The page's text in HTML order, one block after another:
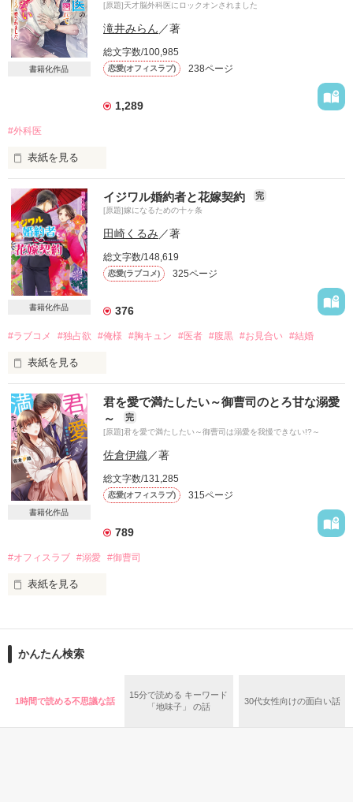
書籍化作品
[原題]天才脳外科医にロックオンされました
滝井みらん／著
総文字数/100,985
恋愛(オフィスラブ) 238ページ
1,289
#外科医
表紙を見る
如月　茉莉花(キサラギ　マリカ)　27歳
病棟クラーク
×
氷室　樹(ヒムロ　イツキ) 33歳
天才脳外科医
2021．9月公開
☆素敵レビューどうもありがとう
ございました❤️❤️❤️
作品を読む
書籍化作品
イジワル婚約者と花嫁契約 完
[原題]嫁になるための十ヶ条
田崎くるみ ／著
総文字数/148,619
恋愛(ラブコメ) 325ページ
376
#ラブコメ #独占欲 #俺様 #胸キュン #医者 #腹黒 #お見合い #結婚
表紙を見る
書籍化に伴いまして
第一条『今すぐ俺を好きになること』までの限定公開となって
おります。
「今すぐ俺を好きになれ」
「はい？」
両親に言われ、渋々受けたお見合い話。
だけどそこで出会ったのは、とんでもない人だった！？
「これ、俺の嫁になるための第一条だから」
だけど言うことやること全てが自分勝手すぎる！
でも――……。
書籍化作品
君を愛で満たしたい～御曹司のとろ甘な溺愛
～
完
[原題]君を愛で満たしたい～御曹司は溺愛を我慢できない!?～
佐倉伊織／著
総文字数/131,285
恋愛(オフィスラブ) 315ページ
789
#オフィスラブ #溺愛 #御曹司
表紙を見る
「暮らしません！」
もう恋はしないと決めた私の心に
あなたは容赦なく入りこんでくる。
かんたん検索
1時間で読める不思議な話
15分で読める キーワード
「地味子」 の話
30代女性向けの面白い話